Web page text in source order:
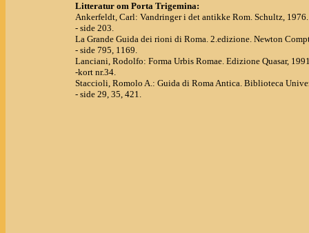
Litteratur om Porta Trigemina:
Ankerfeldt, Carl: Vandringer i det antikke Rom. Schultz, 1976.
- side 203.
La Grande Guida dei rioni di Roma. 2.edizione. Newton
- side 795, 1169.
Lanciani, Rodolfo: Forma Urbis Romae. Edizione Quasar,
-kort nr.34.
Staccioli, Romolo A.: Guida di Roma Antica. Biblioteca
- side 29, 35, 421.